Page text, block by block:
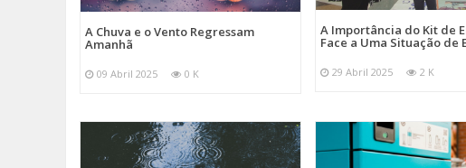
A Chuva e o Vento Regressam
Amanhã
09 Abril 2025 0 K
A Importância do Kit de
Face a Uma Situação de
29 Abril 2025 2 K